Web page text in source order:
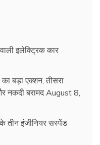
इलेक्ट्रिक कार
बड़ा एक्शन, तीसरा
नकदी बरामद August 8,
तीन इंजीनियर सस्पेंड